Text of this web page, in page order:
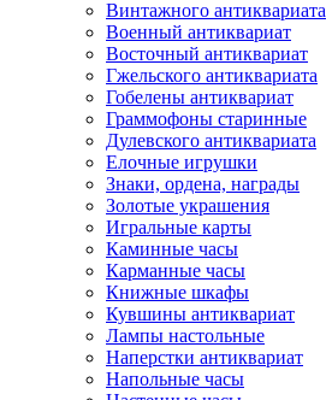
Винтажного антиквариата
Военный антиквариат
Восточный антиквариат
Гжельского антиквариата
Гобелены антиквариат
Граммофоны старинные
Дулевского антиквариата
Елочные игрушки
Знаки, ордена, награды
Золотые украшения
Игральные карты
Каминные часы
Карманные часы
Книжные шкафы
Кувшины антиквариат
Лампы настольные
Наперстки антиквариат
Напольные часы